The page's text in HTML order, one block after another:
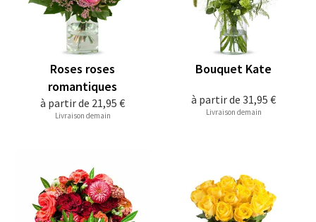
à partir de 21,95 €
Roses roses
romantiques
Livraison demain
à partir de 31,95 €
Bouquet Kate
Livraison demain